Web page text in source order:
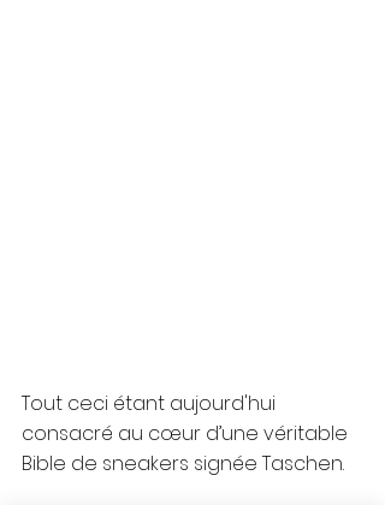
Tout ceci étant aujourd'hui
consacré au cœur d’une véritable
Bible de sneakers signée Taschen.